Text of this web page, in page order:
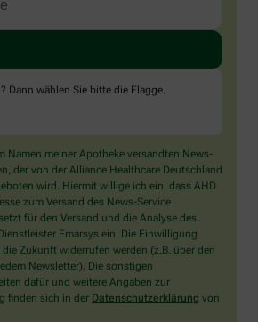
Dann wählen Sie bitte die Flagge.
Namen meiner Apotheke versandten News-
der von der Alliance Healthcare Deutschland
wird. Hiermit willige ich ein, dass AHD
zum Versand des News-Service
für den Versand und die Analyse des
Emarsys ein. Die Einwilligung
Zukunft widerrufen werden (z.B. über den
Newsletter). Die sonstigen
dafür und weitere Angaben zur
finden sich in der Datenschutzerklärung von